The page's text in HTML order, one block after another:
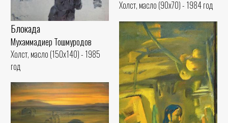
Холст, масло (90x70) - 1984 год
Блокада
Мухаммадиер Тошмуродов
Холст, масло (150x140) - 1985
год